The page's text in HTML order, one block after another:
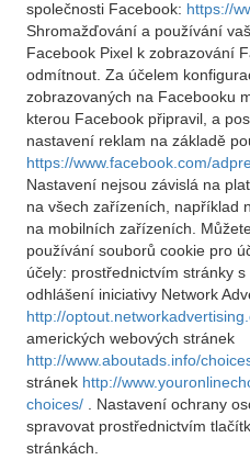
společnosti Facebook: https://
Shromažďování a používání
Facebook Pixel k zobrazování
odmítnout. Za účelem
zobrazovaných na Facebooku
kterou Facebook připravil, a
nastavení reklam na základě
https://www.facebook.com/
Nastavení nejsou závislá na
na všech zařízeních, například
na mobilních zařízeních.
používání souborů cookie pro
účely: prostřednictvím stránky
odhlášení iniciativy Network
http://
amerických webových stránek
http://www.aboutads.info/
stránek http://
choices/
. Nastavení ochrany
spravovat prostřednictvím
stránkách.